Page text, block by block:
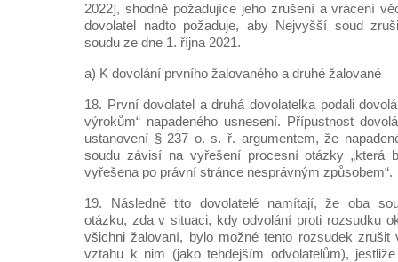
2022], shodně požadujíce jeho zrušení a vrácení
dovolatel nadto požaduje, aby Nejvyšší soud
soudu ze dne 1. října 2021.
a) K dovolání prvního žalovaného a druhé žalované
18. První dovolatel a druhá dovolatelka podali
výrokům“ napadeného usnesení. Přípustnost
ustanovení § 237 o. s. ř. argumentem, že
soudu závisí na vyřešení procesní otázky „která
vyřešena po právní stránce nesprávným způsobem“.
19. Následně tito dovolatelé namítají, že oba
otázku, zda v situaci, kdy odvolání proti rozsudku
všichni žalovaní, bylo možné tento rozsudek
vztahu k nim (jako tehdejším odvolatelům),